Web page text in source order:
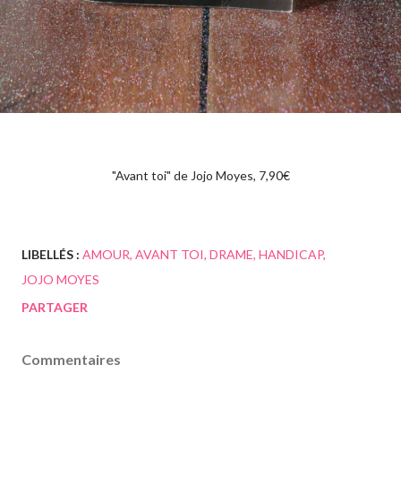
"Avant toi" de Jojo Moyes, 7,90€
LIBELLÉS : AMOUR AVANT TOI DRAME HANDICAP
JOJO MOYES
PARTAGER
Commentaires